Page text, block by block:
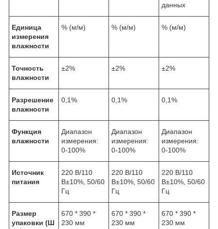
данных
Единица
измерения
влажности
% (м/м) % (м/м) % (м/м)
Точность
влажности
±2% ±2% ±2%
Разрешение
влажности
0,1% 0,1% 0,1%
Функция
влажности
Диапазон
измерения:
0-100%
Диапазон
измерения:
0-100%
Диапазон
измерения:
0-100%
Источник
питания
220 В/110
В±10%, 50/60
Гц
220 В/110
В±10%, 50/60
Гц
220 В/110
В±10%, 50/60
Гц
Размер
упаковки (Ш
670 * 390 *
230 мм
670 * 390 *
230 мм
670 * 390 *
230 мм